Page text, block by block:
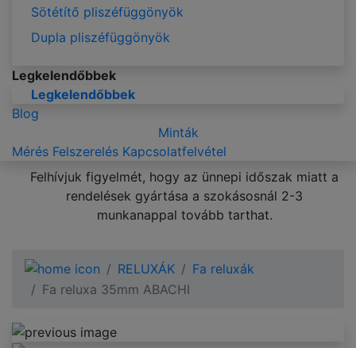
Sötétítő pliszéfüggönyök
Dupla pliszéfüggönyök
Legkelendőbbek
Legkelendőbbek
Blog
Minták
Mérés Felszerelés Kapcsolatfelvétel
Felhívjuk figyelmét, hogy az ünnepi időszak miatt a
rendelések gyártása a szokásosnál 2-3
munkanappal tovább tarthat.
RELUXÁK
Fa reluxák
Fa reluxa 35mm ABACHI